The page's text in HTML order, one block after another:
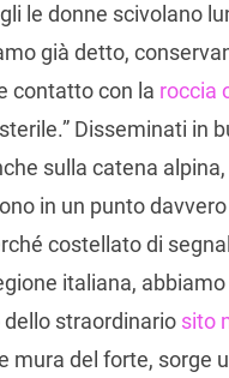
le donne scivolano
già detto,
contatto con la roccia
Disseminati in
sulla catena
in un punto
costellato di
italiana,
straordinario sito
mura del forte, sorge